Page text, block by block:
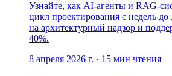
Узнайте, как AI-агенты и RAG-
цикл проектирования с недель
на архитектурный надзор и
40%.
8 апреля 2026 г. · 15 мин чтения